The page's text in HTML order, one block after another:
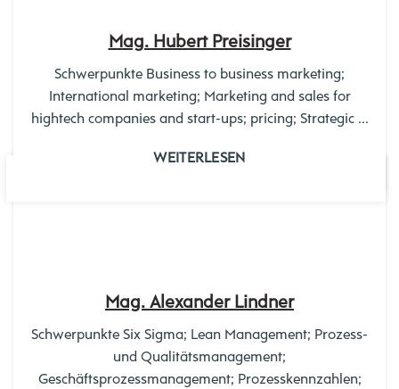
Mag. Hubert Preisinger
Schwerpunkte Business to business marketing;
International marketing; Marketing and sales for
hightech companies and start-ups; pricing; Strategic ...
WEITERLESEN
Mag. Alexander Lindner
Schwerpunkte Six Sigma; Lean Management; Prozess-
und Qualitätsmanagement;
Geschäftsprozessmanagement; Prozesskennzahlen;